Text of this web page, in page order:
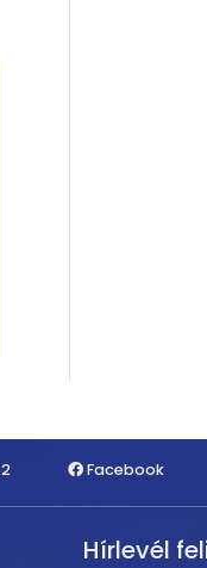
Facebook
Hírlevél